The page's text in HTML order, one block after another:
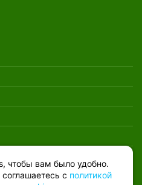
чтобы вам было удобно.
с политикой